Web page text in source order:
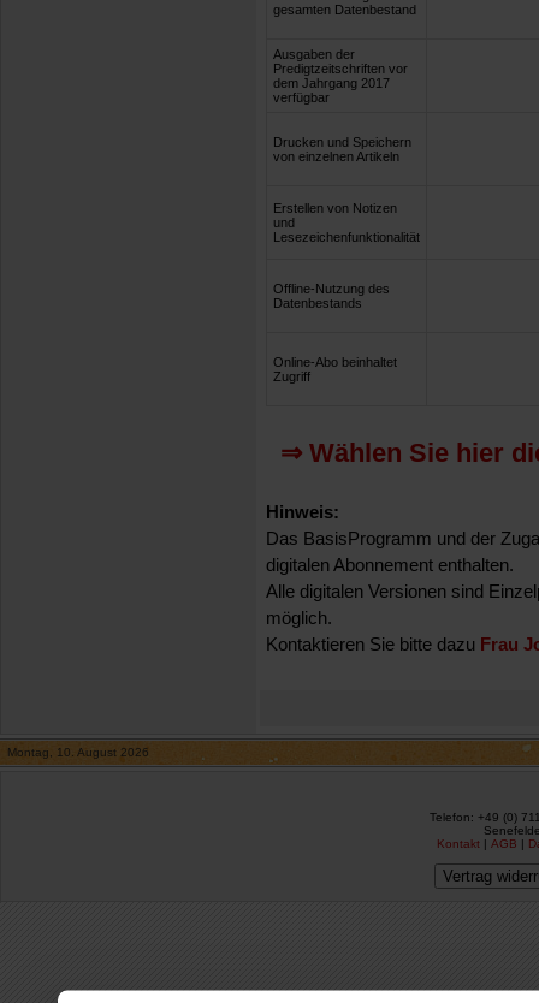
gesamten Datenbestand
Ausgaben der
Predigtzeitschriften vor
dem Jahrgang 2017
verfügbar
Drucken und Speichern
von einzelnen Artikeln
Erstellen von Notizen
und
Lesezeichenfunktionalität
Offline-Nutzung des
Datenbestands
Online-Abo beinhaltet
Zugriff
⇒ Wählen Sie hier
Hinweis:
Das BasisProgramm und der
digitalen Abonnement enthalten.
Alle digitalen Versionen sind
möglich.
Kontaktieren Sie bitte dazu Frau
Montag, 10. August 2026
Telefon: +49 (0)
Kontakt | AGB |
Vertrag